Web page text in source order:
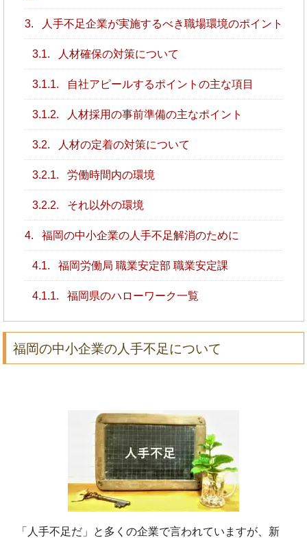
3. 人手不足企業が実施するべき職場環境のポイント
3.1. 人材確保の対策について
3.1.1. 自社アピールするポイントの主な項目
3.1.2. 人材採用の事前準備の主なポイント
3.2. 人材の定着の対策について
3.2.1. 労働時間内の環境
3.2.2. それ以外の環境
4. 福岡の中小企業の人手不足解消のために
4.1. 福岡労働局 職業安定部 職業安定課
4.1.1. 福岡県のハローワーク一覧
福岡の中小企業の人手不足について
「人手不足だ」と多くの企業で言われていますが、新